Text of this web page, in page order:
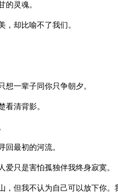
的灵魂。
，却比喻不了我们。
想一辈子同你只争朝夕。
看清背影。
回最初的河流。
只是害怕孤独伴我终身寂寞。
但我不认为自己可以放下你。